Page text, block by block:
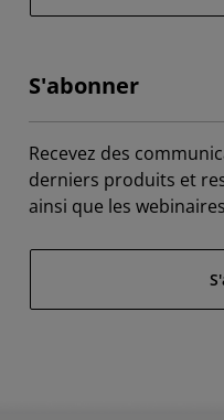
S'abonner
Recevez des
derniers produits et
ainsi que les